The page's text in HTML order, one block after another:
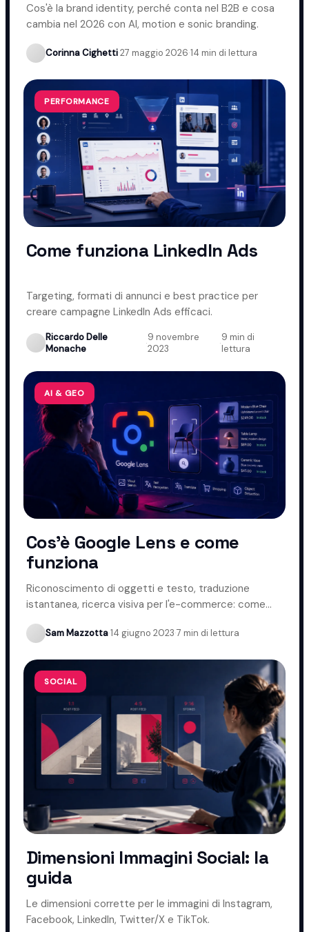
Cos'è la brand identity, perché conta nel B2B e cosa
cambia nel 2026 con AI, motion e sonic branding.
Corinna Cighetti·27 maggio 2026·14 min di lettura
PERFORMANCE
Come funziona LinkedIn Ads
Targeting, formati di annunci e best practice per
creare campagne LinkedIn Ads efficaci.
Riccardo Delle
Monache
·9 novembre
2023
·9 min di
lettura
AI & GEO
Cos'è Google Lens e come
funziona
Riconoscimento di oggetti e testo, traduzione
istantanea, ricerca visiva per l'e-commerce: come
Sam Mazzotta·14 giugno 2023·7 min di lettura
SOCIAL
Dimensioni Immagini Social: la
guida
Le dimensioni corrette per le immagini di Instagram,
Facebook, LinkedIn, Twitter/X e TikTok.